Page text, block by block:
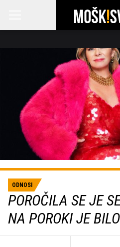
ODNOSI
POROČILA SE JE
NA POROKI JE